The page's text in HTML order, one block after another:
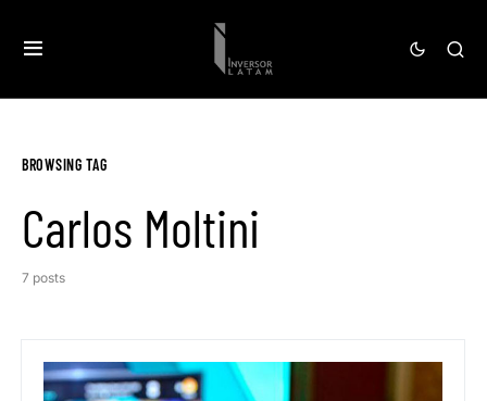
BROWSING TAG
Carlos Moltini
7 posts